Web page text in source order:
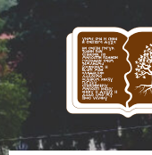
Skip
to
content
Skip
to
left
sidebar
Skip
to
footer